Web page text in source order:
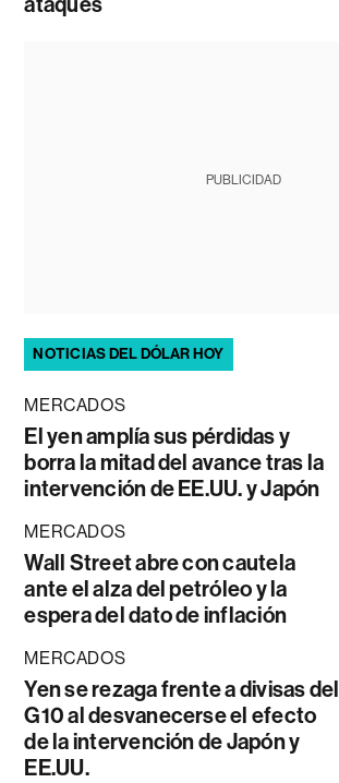
PUBLICIDAD
NOTICIAS DEL DÓLAR HOY
MERCADOS
El yen amplía sus pérdidas y
borra la mitad del avance tras la
intervención de EE.UU. y Japón
MERCADOS
Wall Street abre con cautela
ante el alza del petróleo y la
espera del dato de inflación
MERCADOS
Yen se rezaga frente a divisas del
G10 al desvanecerse el efecto
de la intervención de Japón y
EE.UU.